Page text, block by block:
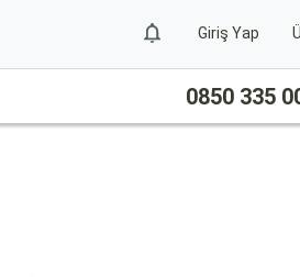
Giriş Yap
0850 335